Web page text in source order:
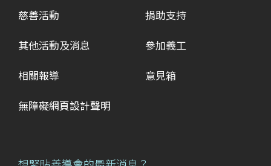
慈善活動
其他活動及消息
相關報導
捐助支持
參加義工
意見箱
無障礙網頁設計聲明